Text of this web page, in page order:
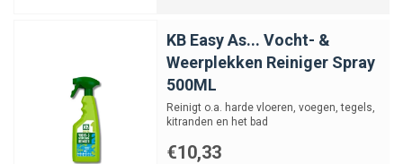
KB Easy As... Vocht- &
Weerplekken Reiniger Spray
500ML
Reinigt o.a. harde vloeren, voegen, tegels,
kitranden en het bad
€10,33